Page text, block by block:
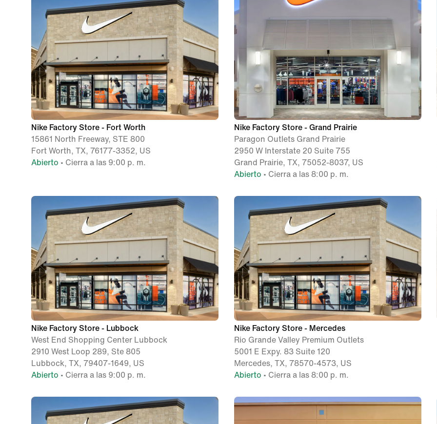
Nike Factory Store - Fort Worth
15861 North Freeway, STE 800
Fort Worth, TX, 76177-3352, US
Abierto • Cierra a las 9:00 p. m.
Nike Factory Store - Grand Prairie
Paragon Outlets Grand Prairie
2950 W Interstate 20 Suite 755
Grand Prairie, TX, 75052-8037, US
Abierto • Cierra a las 8:00 p. m.
Nike Factory Store - Lubbock
West End Shopping Center Lubbock
2910 West Loop 289, Ste 805
Lubbock, TX, 79407-1649, US
Abierto • Cierra a las 9:00 p. m.
Nike Factory Store - Mercedes
Rio Grande Valley Premium Outlets
5001 E Expy. 83 Suite 120
Mercedes, TX, 78570-4573, US
Abierto • Cierra a las 8:00 p. m.